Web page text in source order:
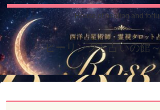
House of healing and
ヒーリングと占いの館